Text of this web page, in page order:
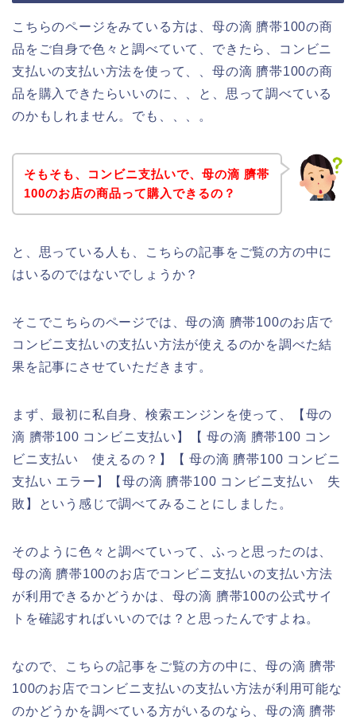
こちらのページをみている方は、母の滴 臍帯100の商
品をご自身で色々と調べていて、できたら、コンビニ
支払いの支払い方法を使って、、母の滴 臍帯100の商
品を購入できたらいいのに、、と、思って調べている
のかもしれません。でも、、、。
そもそも、コンビニ支払いで、母の滴 臍帯
100のお店の商品って購入できるの？
と、思っている人も、こちらの記事をご覧の方の中に
はいるのではないでしょうか？
そこでこちらのページでは、母の滴 臍帯100のお店で
コンビニ支払いの支払い方法が使えるのかを調べた結
果を記事にさせていただきます。
まず、最初に私自身、検索エンジンを使って、【母の
滴 臍帯100 コンビニ支払い】【 母の滴 臍帯100 コン
ビニ支払い 使えるの？】【 母の滴 臍帯100 コンビニ
支払い エラー】【母の滴 臍帯100 コンビニ支払い 失
敗】という感じで調べてみることにしました。
そのように色々と調べていって、ふっと思ったのは、
母の滴 臍帯100のお店でコンビニ支払いの支払い方法
が利用できるかどうかは、母の滴 臍帯100の公式サイ
トを確認すればいいのでは？と思ったんですよね。
なので、こちらの記事をご覧の方の中に、母の滴 臍帯
100のお店でコンビニ支払いの支払い方法が利用可能な
のかどうかを調べている方がいるのなら、母の滴 臍帯